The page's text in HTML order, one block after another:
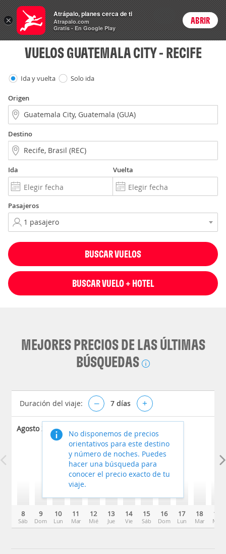
Vuelos Precios enPeso
ARSCambiar moneda
Login
VUELOS GUATEMALA CITY - RECIFE
Ida y vuelta Solo ida
Origen
Destino
Ida Vuelta
Pasajeros
BUSCAR VUELOS
BUSCAR VUELO + HOTEL
MEJORES PRECIOS DE LAS ÚLTIMAS
BÚSQUEDAS
Duración del viaje: – 7 días +
Agosto 2026
8
Sáb
9
Dom
10
Lun
11
Mar
12
Mié
13
Jue
14
Vie
15
Sáb
16
Dom
17
Lun
18
Mar
19
Mié
No disponemos de precios
orientativos para este destino
y número de noches. Puedes
hacer una búsqueda para
conocer el precio exacto de tu
viaje.
×
Atrápalo, planes cerca de ti
Atrapalo.com
Gratis - En Google Play
ABRIR